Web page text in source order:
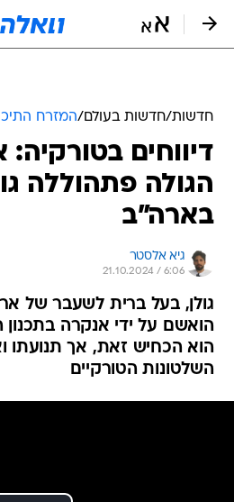
חדשות/חדשות בעולם/המזרח התיכון
דיווחים
הגולה פתהוללה
בארה"ב
גיא אלסטר
21.10.2024 / 6:06
גולן, בעל ברית לשעבר של
הוא הכחיש זאת, אך תנועתו
השלטונות הטורקיים